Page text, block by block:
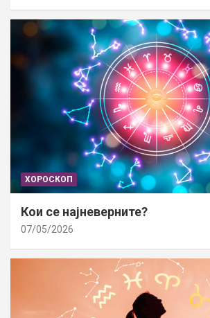
ХОРОСКОП
Кои се најневерните?
07/05/2026